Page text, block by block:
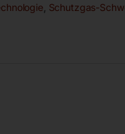
Schutzgas-